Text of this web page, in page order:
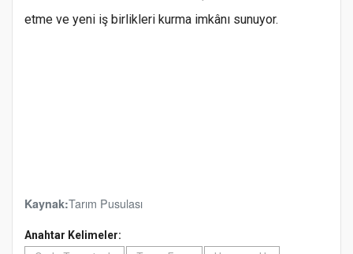
etme ve yeni iş birlikleri kurma imkânı sunuyor.
Kaynak:Tarım Pusulası
Anahtar Kelimeler: